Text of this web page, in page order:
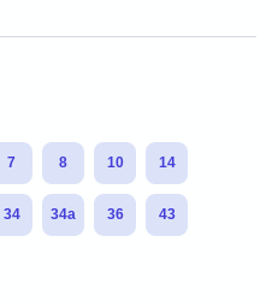
7 8 10 14
34 34а 36 43